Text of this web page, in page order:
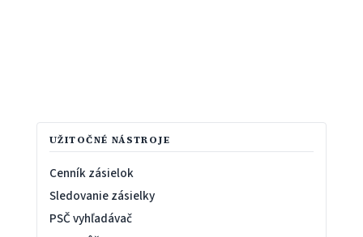
UŽITOČNÉ NÁSTROJE
Cenník zásielok
Sledovanie zásielky
PSČ vyhľadávač